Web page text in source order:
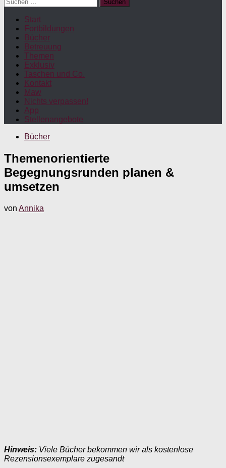
nach:
Start
Fortbildungen
Bücher
Betreuung
Themen
Exklusiv
Taschen und Co.
Kontakt
Maw
Nichts verpassen!
App
Stellenangebote
Bücher
Themenorientierte
Begegnungsrunden planen &
umsetzen
von Annika
Hinweis: Viele Bücher bekommen wir als kostenlose
Rezensionsexemplare zugesandt